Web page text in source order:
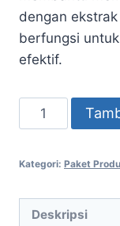
dengan
berfungsi
efektif.
Kuantitas
Paket
PRO
Whey
Kategori: Paket
Deskripsi